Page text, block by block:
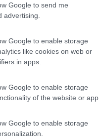
Google to send me
advertising.
Google to enable storage
like cookies on web or
in apps.
Google to enable storage
of the website or app.
Google to enable storage